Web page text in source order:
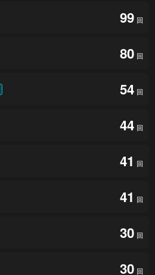
99 回
80 回
54 回
44 回
41 回
41 回
30 回
30 回